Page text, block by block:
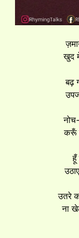
खुद
बढ़
करूँ
हूँ
उतरे
ना